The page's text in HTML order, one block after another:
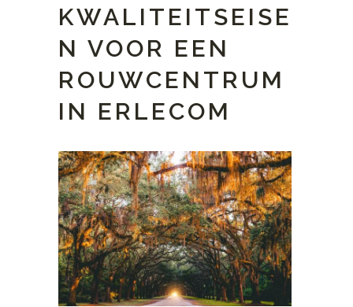
KWALITEITSEISE
N VOOR EEN
ROUWCENTRUM
IN ERLECOM